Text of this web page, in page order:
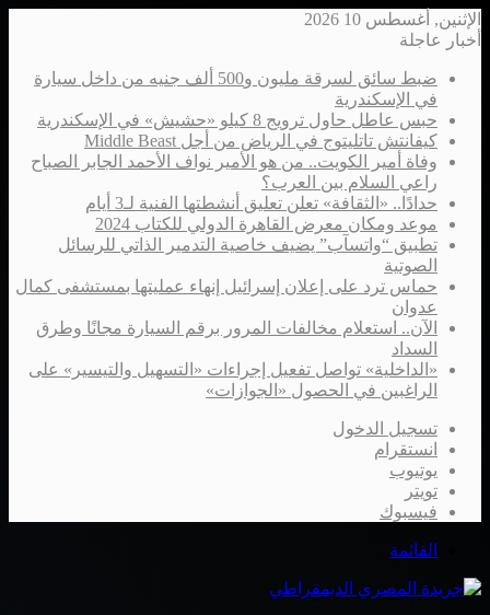
الإثنين, أغسطس 10 2026
أخبار عاجلة
ضبط سائق لسرقة مليون و500 ألف جنيه من داخل سيارة
في الإسكندرية
حبس عاطل حاول ترويج 8 كيلو «حشيش» في الإسكندرية
كيفانتش تاتليتوج في الرياض من أجل Middle Beast
وفاة أمير الكويت.. من هو الأمير نواف الأحمد الجابر الصباح
راعي السلام بين العرب؟
حدادًا.. «الثقافة» تعلن تعليق أنشطتها الفنية لـ3 أيام
موعد ومكان معرض القاهرة الدولي للكتاب 2024
تطبيق “واتسآب” يضيف خاصية التدمير الذاتي للرسائل
الصوتية
حماس ترد على إعلان إسرائيل إنهاء عمليتها بمستشفى كمال
عدوان
الآن.. استعلام مخالفات المرور برقم السيارة مجانًا وطرق
السداد
«الداخلية» تواصل تفعيل إجراءات «التسهيل والتيسير» على
الراغبين في الحصول «الجوازات»
تسجيل الدخول
انستقرام
يوتيوب
تويتر
فيسبوك
القائمة